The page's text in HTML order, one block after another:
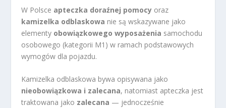
W Polsce apteczka doraźnej pomocy oraz
kamizelka odblaskowa nie są wskazywane jako
elementy obowiązkowego wyposażenia samochodu
osobowego (kategorii M1) w ramach podstawowych
wymogów dla pojazdu.
Kamizelka odblaskowa bywa opisywana jako
nieobowiązkowa i zalecana, natomiast apteczka jest
traktowana jako zalecana — jednocześnie